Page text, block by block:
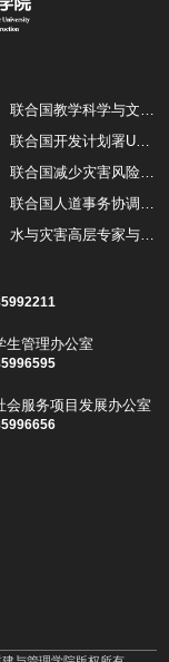
联合国教学科学与文化组织UNESCO
联合国开发计划署UNDP
联合国减少灾害风险办公室UNDRR
联合国人道事务协调厅OCHA
水与灾害高层专家与领导组 HELP
生管理办公室
会服务项目发展办公室